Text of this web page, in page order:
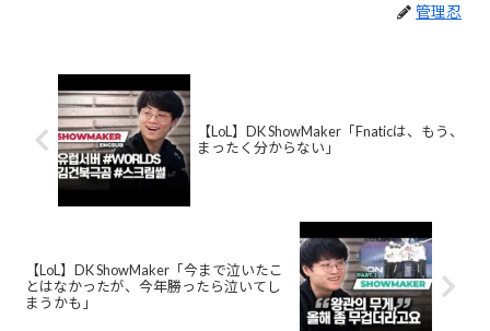
管理忍
【LoL】DK ShowMaker「Fnaticは、もう、
まったく分からない」
【LoL】DK ShowMaker「今まで泣いたこ
とはなかったが、今年勝ったら泣いてし
まうかも」